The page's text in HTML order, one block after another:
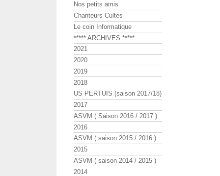
Nos petits amis
Chanteurs Cultes
Le coin Informatique
***** ARCHIVES *****
2021
2020
2019
2018
US PERTUIS (saison 2017/18)
2017
ASVM ( Saison 2016 / 2017 )
2016
ASVM ( saison 2015 / 2016 )
2015
ASVM ( saison 2014 / 2015 )
2014